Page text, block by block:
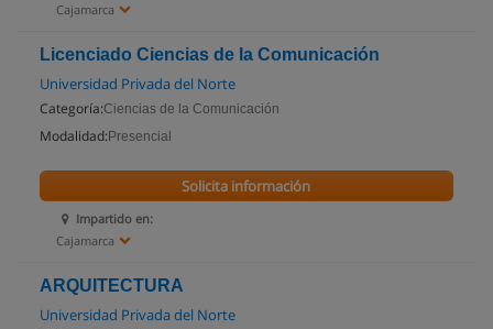
Cajamarca
Licenciado Ciencias de la Comunicación
Universidad Privada del Norte
Categoría:Ciencias de la Comunicación
Modalidad: Presencial
Impartido en:
Cajamarca
Solicita información
ARQUITECTURA
Universidad Privada del Norte